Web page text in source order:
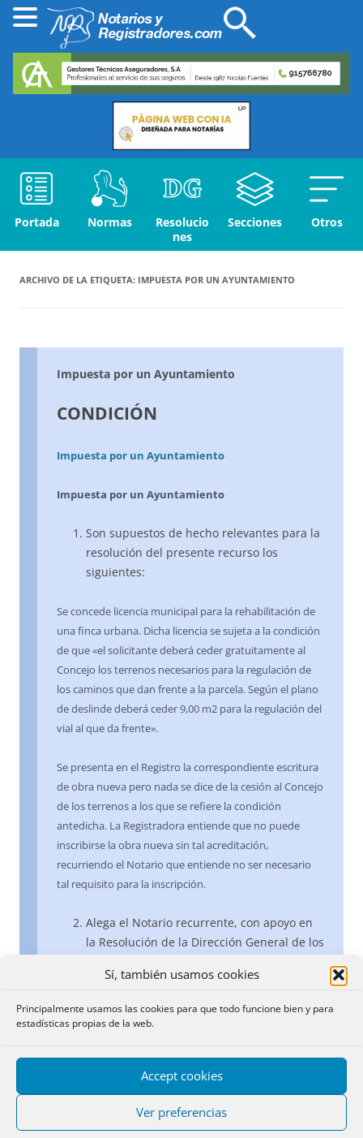
Sí, también usamos cookies
Principalmente usamos las cookies para que todo funcione bien y para
estadísticas propias de la web.
Accept cookies
Ver preferencias
Portada Normas
Resolucio
nes
Secciones Otros
ARCHIVO DE LA ETIQUETA: IMPUESTA POR UN AYUNTAMIENTO
Impuesta por un Ayuntamiento
CONDICIÓN
Impuesta por un Ayuntamiento
Impuesta por un Ayuntamiento
Son supuestos de hecho relevantes para la
resolución del presente recurso los
siguientes:
Se concede licencia municipal para la rehabilitación de
una finca urbana. Dicha licencia se sujeta a la condición
de que «el solicitante deberá ceder gratuitamente al
Concejo los terrenos necesarios para la regulación de
los caminos que dan frente a la parcela. Según el plano
de deslinde deberá ceder 9,00 m2 para la regulación del
vial al que da frente».
Se presenta en el Registro la correspondiente escritura
de obra nueva pero nada se dice de la cesión al Concejo
de los terrenos a los que se refiere la condición
antedicha. La Registradora entiende que no puede
inscribirse la obra nueva sin tal acreditación,
recurriendo el Notario que entiende no ser necesario
tal requisito para la inscripción.
Alega el Notario recurrente, con apoyo en
la Resolución de la Dirección General de los
2009 que sólo puede suspenderse o
alguna norma sustantiva o registral, pero
administrativa, y que, en cuanto a la cesión
de viales, pueden surgir cuestiones que
retrasen su materialización, suspendan su
cumplimiento o lo sustituyan por otra